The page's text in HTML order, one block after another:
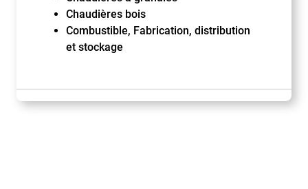
Chaudières bois
Combustible, Fabrication, distribution
et stockage